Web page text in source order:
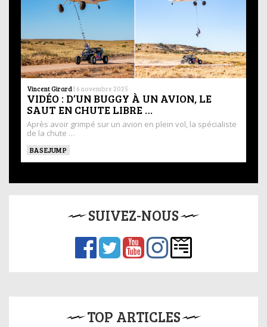
Vincent Girard | 6 novembre 2025
VIDÉO : D’UN BUGGY À UN AVION, LE
SAUT EN CHUTE LIBRE …
Après avoir grimpé sur un avion en plein vol, la spécialiste
de la chute …
BASEJUMP
SUIVEZ-NOUS
TOP ARTICLES